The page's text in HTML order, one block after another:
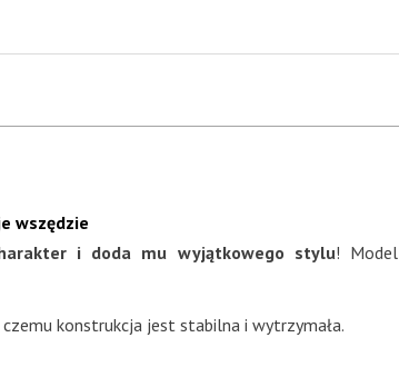
wszędzie
i doda mu wyjątkowego stylu! Model
czemu konstrukcja jest stabilna i wytrzymała.